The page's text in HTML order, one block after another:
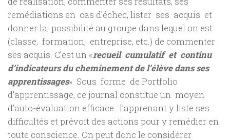
remédiations en cas d’échec, lister ses acquis et
donner la possibilité au groupe dans lequel on est
(classe, formation, entreprise, etc.) de commenter
ses acquis. C’est un «recueil cumulatif et continu
d’indicateurs du cheminement de l’élève dans ses
apprentissages». Sous forme de Portfolio
d’apprentissage, ce journal constitue un moyen
d’auto-évaluation efficace : l’apprenant y liste ses
difficultés et prévoit des actions pour y remédier en
toute conscience. On peut donc le considérer